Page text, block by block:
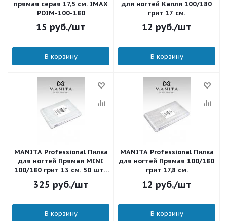
прямая серая 17,5 см. IMAX
PDIM-100-180
15 руб./шт
В корзину
для ногтей Капля 100/180
грит 17 см.
12 руб./шт
В корзину
MANITA Professional Пилка
для ногтей Прямая MINI
100/180 грит 13 см. 50 шт./
уп.
325 руб./шт
В корзину
MANITA Professional Пилка
для ногтей Прямая 100/180
грит 17,8 см.
12 руб./шт
В корзину